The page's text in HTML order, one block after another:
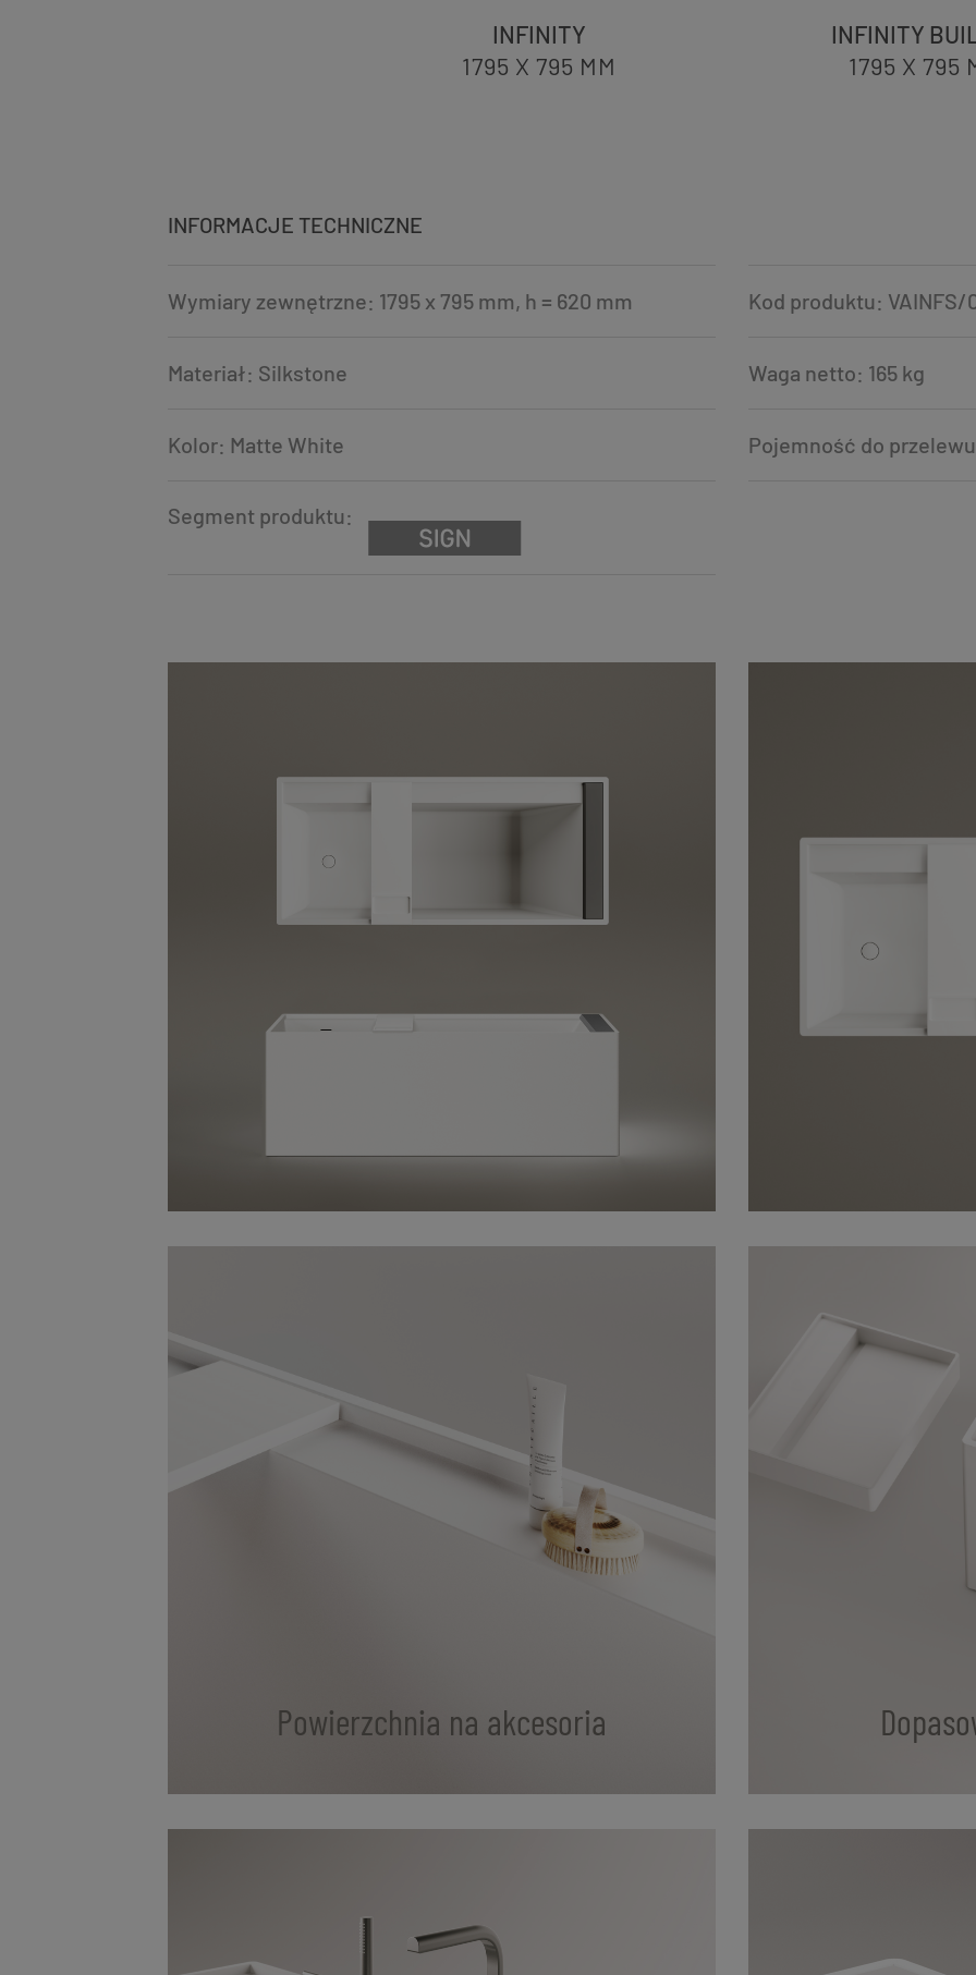
INFINITY
1795 X 795 MM
INFINITY
1795 X 795
INFORMACJE TECHNICZNE
Wymiary zewnętrzne: 1795 x 795 mm, h = 620 mm Kod produktu: VAINFS/
Materiał: Silkstone Waga netto: 165 kg
Kolor: Matte White Pojemność do
Segment produktu:
Powierzchnia na akcesoria